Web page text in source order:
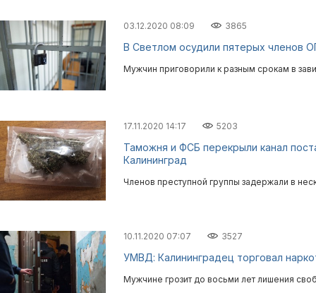
03.12.2020 08:09 3865
В Светлом осудили пятерых членов
Мужчин приговорили к разным срокам в
17.11.2020 14:17 5203
Таможня и ФСБ перекрыли канал
Калининград
Членов преступной группы задержали в
10.11.2020 07:07 3527
УМВД: Калининградец торговал
Мужчине грозит до восьми лет лишения